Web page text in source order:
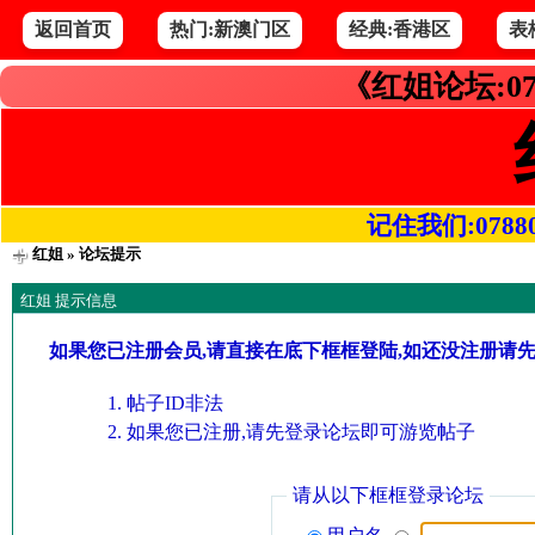
返回首页 热门:新澳门区 经典:香港区 表
《红姐论坛
记住我们
红姐» 论坛提示
红姐 提示信息
如果您已注册会员,请直接在底下框框登陆,如还没注册请
帖子ID非法
如果您已注册,请先登录论坛即可游览帖子
请从以下框框登录论坛